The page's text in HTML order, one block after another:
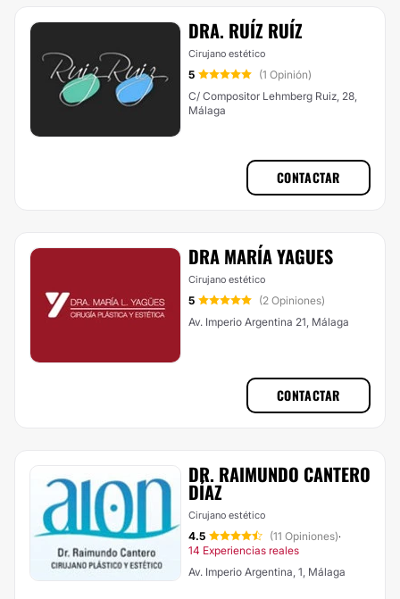
DRA. RUÍZ RUÍZ
Cirujano estético
5
(1 Opinión)
C/ Compositor Lehmberg Ruiz, 28,
Málaga
CONTACTAR
DRA MARÍA YAGUES
Cirujano estético
5
(2 Opiniones)
Av. Imperio Argentina 21, Málaga
CONTACTAR
DR. RAIMUNDO CANTERO
DÍAZ
Cirujano estético
4.5 (11 Opiniones)·
14 Experiencias reales
Av. Imperio Argentina, 1, Málaga